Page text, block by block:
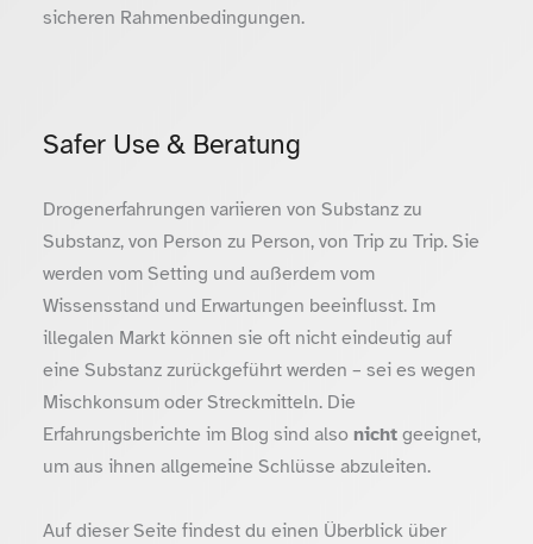
sicheren Rahmenbedingungen.
Safer Use & Beratung
Drogenerfahrungen variieren von Substanz zu
Substanz, von Person zu Person, von Trip zu Trip. Sie
werden vom Setting und außerdem vom
Wissensstand und Erwartungen beeinflusst. Im
illegalen Markt können sie oft nicht eindeutig auf
eine Substanz zurückgeführt werden – sei es wegen
Mischkonsum oder Streckmitteln. Die
Erfahrungsberichte im Blog sind also nichtgeeignet,
um aus ihnen allgemeine Schlüsse abzuleiten.
Auf dieser Seite findest du einen Überblick über